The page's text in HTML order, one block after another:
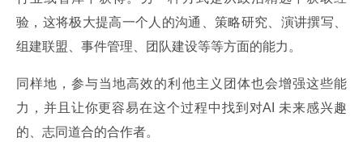
验，这将极大提高一个人的沟通、策略研究、演讲撰写、
组建联盟、事件管理、团队建设等等方面的能力。
同样地，参与当地高效的利他主义团体也会增强这些能
力，并且让你更容易在这个过程中找到对AI 未来感兴趣
的、志同道合的合作者。